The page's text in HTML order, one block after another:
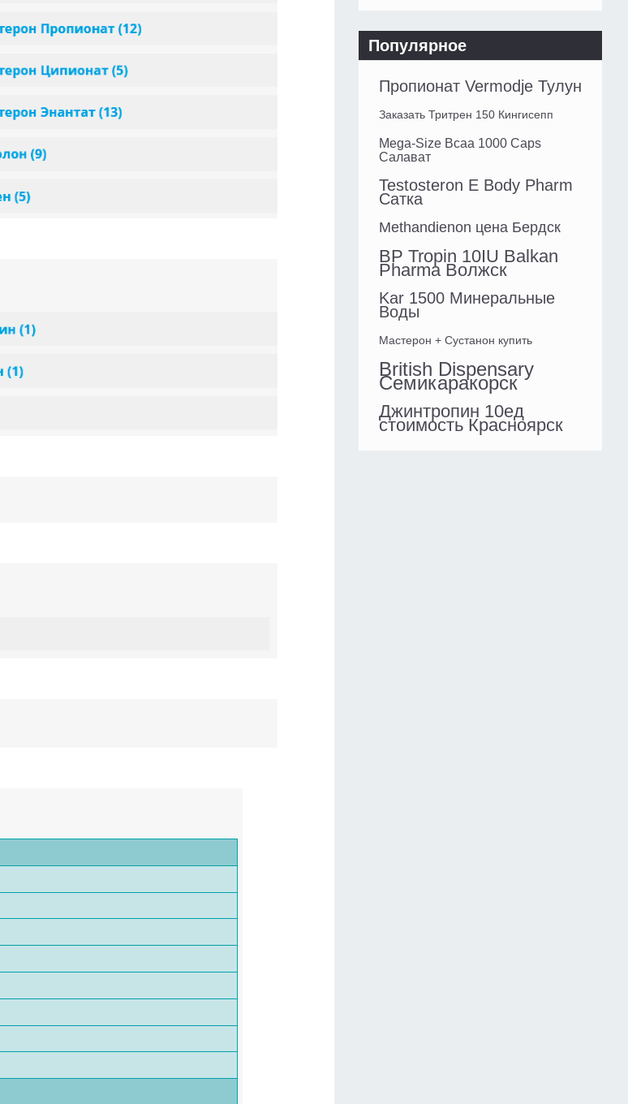
Популярное
Пропионат Vermodje Тулун
Заказать Тритрен 150 Кингисепп
Mega-Size Bcaa 1000 Caps
Салават
Testosteron E Body Pharm
Сатка
Methandienon цена Бердск
BP Tropin 10IU Balkan
Pharma Волжск
Kar 1500 Минеральные
Воды
Мастерон + Сустанон купить
British Dispensary
Семикаракорск
Джинтропин 10ед
стоимость Красноярск